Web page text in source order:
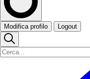
Modifica profilo Logout